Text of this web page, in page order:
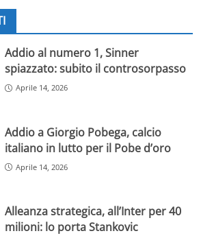
Addio al numero 1, Sinner
spiazzato: subito il controsorpasso
Aprile 14, 2026
Addio a Giorgio Pobega, calcio
italiano in lutto per il Pobe d’oro
Aprile 14, 2026
Alleanza strategica, all’Inter per 40
milioni: lo porta Stankovic